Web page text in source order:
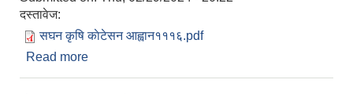
दस्तावेज:
सघन कृषि काेटेसन आह्वान१११६.pdf
Read more